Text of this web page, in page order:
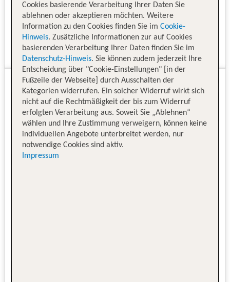
Cookies basierende Verarbeitung Ihrer Daten Sie
ablehnen oder akzeptieren möchten. Weitere
Information zu den Cookies finden Sie im Cookie-
Hinweis. Zusätzliche Informationen zur auf Cookies
basierenden Verarbeitung Ihrer Daten finden Sie im
Datenschutz-Hinweis. Sie können zudem jederzeit Ihre
Entscheidung über "Cookie-Einstellungen" [in der
Fußzeile der Webseite] durch Ausschalten der
Kategorien widerrufen. Ein solcher Widerruf wirkt sich
nicht auf die Rechtmäßigkeit der bis zum Widerruf
erfolgten Verarbeitung aus. Soweit Sie „Ablehnen“
wählen und Ihre Zustimmung verweigern, können keine
individuellen Angebote unterbreitet werden, nur
notwendige Cookies sind aktiv.
Impressum